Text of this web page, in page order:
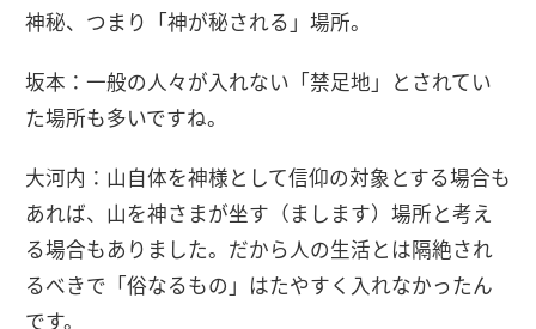
神秘、つまり「神が秘される」場所。
坂本：一般の人々が入れない「禁足地」とされてい
た場所も多いですね。
大河内：山自体を神様として信仰の対象とする場合も
あれば、山を神さまが坐す（まします）場所と考え
る場合もありました。だから人の生活とは隔絶され
るべきで「俗なるもの」はたやすく入れなかったん
です。